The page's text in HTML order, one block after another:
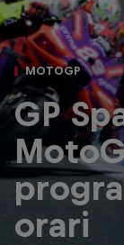
MOTOGP
GP
orari